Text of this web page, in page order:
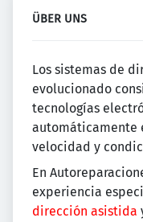
ÜBER UNS
Los sistemas de
evolucionado
tecnologías
automáticamente
velocidad y
En
experiencia
dirección asistida